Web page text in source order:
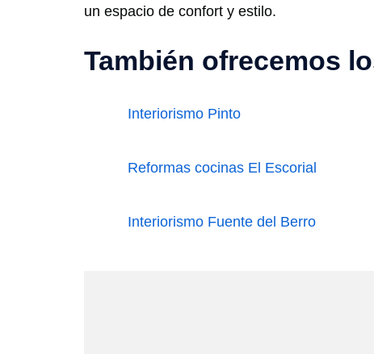
un espacio de confort y estilo.
También ofrecemos
Interiorismo Pinto
Reformas cocinas El Escorial
Interiorismo Fuente del Berro